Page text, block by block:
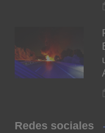
Redes sociales